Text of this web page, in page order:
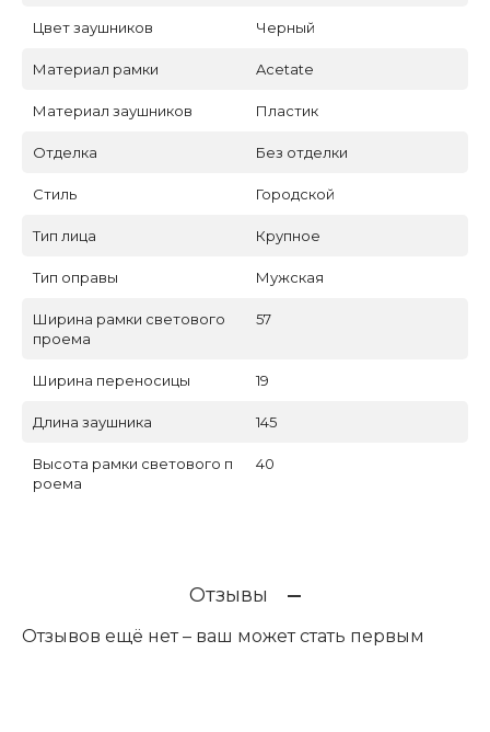
Цвет заушников Черный
Материал рамки Acetate
Материал заушников Пластик
Отделка Без отделки
Стиль Городской
Тип лица Крупное
Тип оправы Мужская
Ширина рамки светового
проема
57
Ширина переносицы 19
Длина заушника 145
Высота рамки светового п
роема
40
Отзывы
Отзывов ещё нет – ваш может стать первым